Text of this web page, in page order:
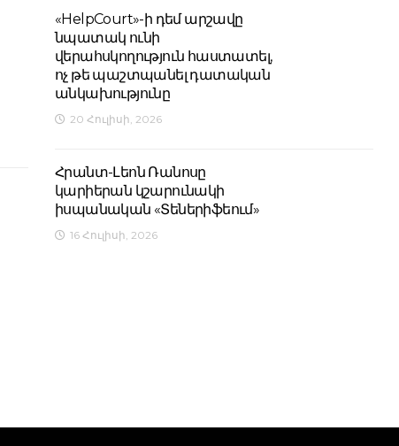
«HelpCourt»-ի դեմ արշավը
նպատակ ունի
վերահսկողություն հաստատել,
ոչ թե պաշտպանել դատական
անկախությունը
20 Հուլիսի, 2026
Հրանտ-Լեոն Ռանոսը
կարիերան կշարունակի
իսպանական «Տեներիֆեում»
16 Հուլիսի, 2026